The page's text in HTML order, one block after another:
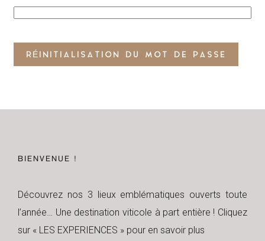
RÉINITIALISATION DU MOT DE PASSE
BIENVENUE !
Découvrez nos 3 lieux emblématiques ouverts toute
l’année… Une destination viticole à part entière ! Cliquez
sur « LES EXPERIENCES » pour en savoir plus